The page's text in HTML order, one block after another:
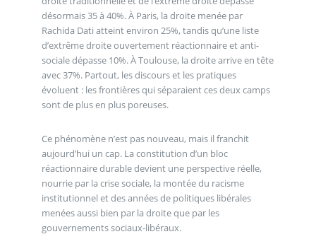
désormais 35 à 40%. À Paris, la droite menée par
Rachida Dati atteint environ 25%, tandis qu’une liste
d’extrême droite ouvertement réactionnaire et anti-
sociale dépasse 10%. À Toulouse, la droite arrive en tête
avec 37%. Partout, les discours et les pratiques
évoluent : les frontières qui séparaient ces deux camps
sont de plus en plus poreuses.
Ce phénomène n’est pas nouveau, mais il franchit
aujourd’hui un cap. La constitution d’un bloc
réactionnaire durable devient une perspective réelle,
nourrie par la crise sociale, la montée du racisme
institutionnel et des années de politiques libérales
menées aussi bien par la droite que par les
gouvernements sociaux-libéraux.